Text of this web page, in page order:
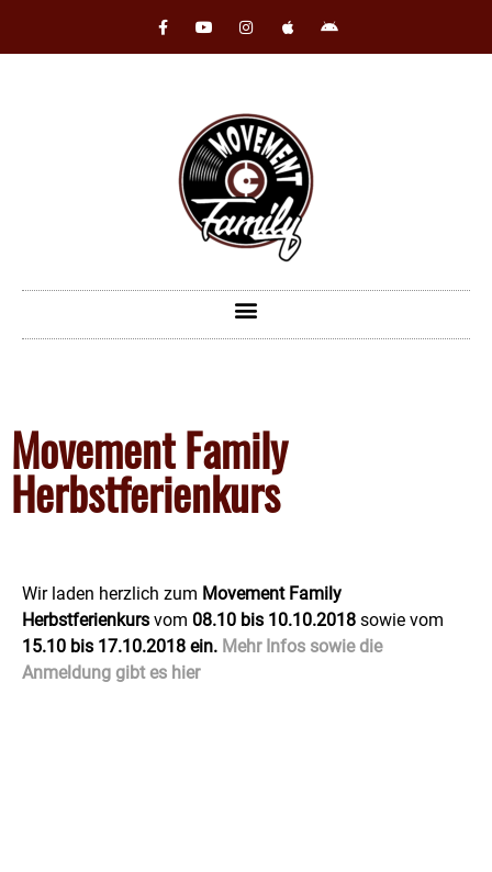
Movement Family
Herbstferienkurs
Wir laden herzlich zum Movement Family
Herbstferienkurs vom 08.10 bis 10.10.2018 sowie vom
15.10 bis 17.10.2018 ein. Mehr Infos sowie die
Anmeldung gibt es hier